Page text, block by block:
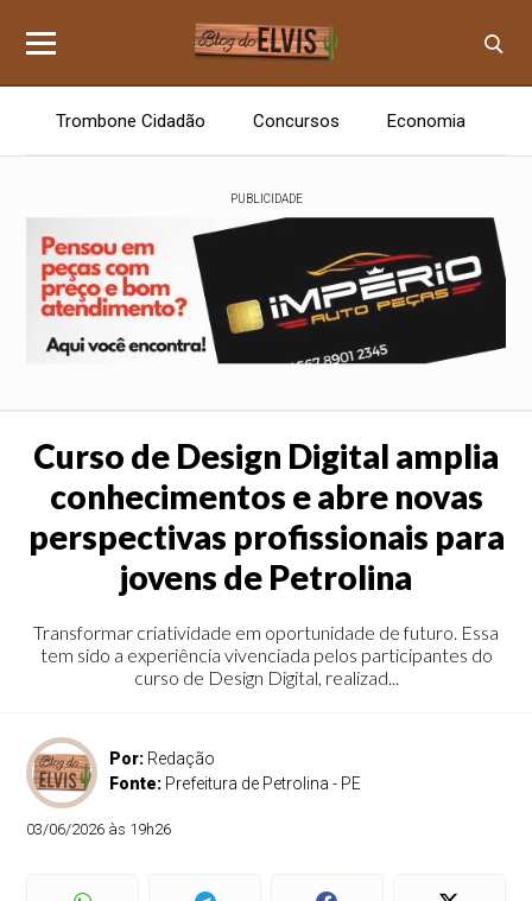
Trombone Cidadão Concursos Economia
PUBLICIDADE
Curso de Design Digital amplia
conhecimentos e abre novas
perspectivas profissionais para
jovens de Petrolina
Transformar criatividade em oportunidade de futuro. Essa
tem sido a experiência vivenciada pelos participantes do
curso de Design Digital, realizad...
Por: Redação
Fonte: Prefeitura de Petrolina - PE
03/06/2026 às 19h26